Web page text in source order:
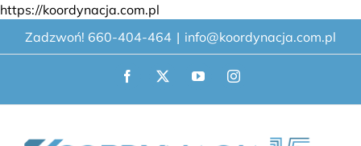
https://koordynacja.com.pl
do
zawartości
Zadzwoń! 660-404-464 | info@koordynacja.com.pl
Facebook
X YouTubeInstagram